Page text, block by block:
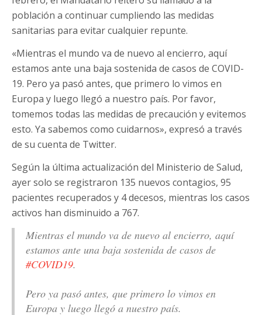
población a continuar cumpliendo las medidas
sanitarias para evitar cualquier repunte.
«Mientras el mundo va de nuevo al encierro, aquí
estamos ante una baja sostenida de casos de COVID-
19. Pero ya pasó antes, que primero lo vimos en
Europa y luego llegó a nuestro país. Por favor,
tomemos todas las medidas de precaución y evitemos
esto. Ya sabemos como cuidarnos», expresó a través
de su cuenta de Twitter.
Según la última actualización del Ministerio de Salud,
ayer solo se registraron 135 nuevos contagios, 95
pacientes recuperados y 4 decesos, mientras los casos
activos han disminuido a 767.
Mientras el mundo va de nuevo al encierro, aquí
estamos ante una baja sostenida de casos de
#COVID19.
Pero ya pasó antes, que primero lo vimos en
Europa y luego llegó a nuestro país.